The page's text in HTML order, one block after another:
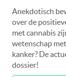
Anekdotisch
over de
met cannabis
wetenschap
kanker? De
dossier!